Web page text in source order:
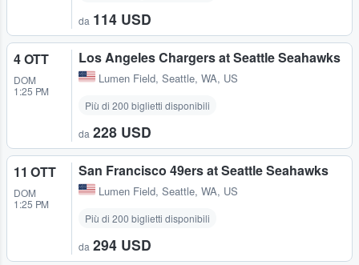
da 114 USD
4 OTT
DOM
1:25 PM
Los Angeles Chargers at Seattle Seahawks
Lumen Field, Seattle, WA, US
Più di 200 biglietti disponibili
da 228 USD
11 OTT
DOM
1:25 PM
San Francisco 49ers at Seattle Seahawks
Lumen Field, Seattle, WA, US
Più di 200 biglietti disponibili
da 294 USD